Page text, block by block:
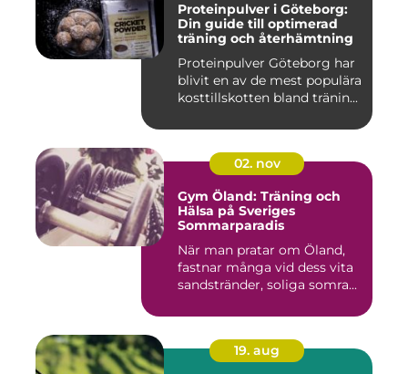
Proteinpulver i Göteborg:
Din guide till optimerad
träning och återhämtning
Proteinpulver Göteborg har
blivit en av de mest populära
kosttillskotten bland tränin...
02. nov
Gym Öland: Träning och
Hälsa på Sveriges
Sommarparadis
När man pratar om Öland,
fastnar många vid dess vita
sandstränder, soliga somra...
19. aug